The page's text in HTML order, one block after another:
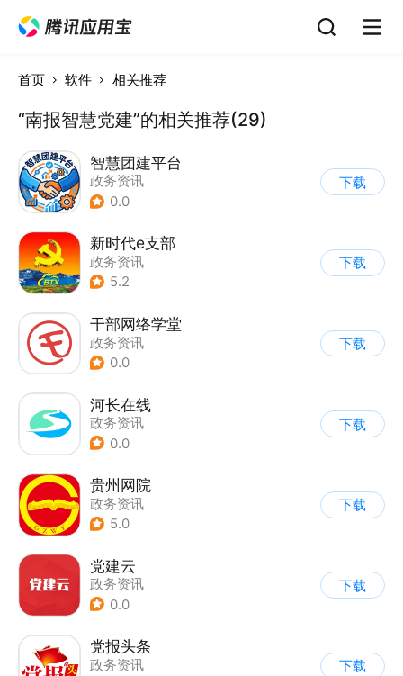
首页 软件 相关推荐
“南报智慧党建”的相关推荐(29)
智慧团建平台
政务资讯
0.0
下载
新时代e支部
政务资讯
5.2
下载
干部网络学堂
政务资讯
0.0
下载
河长在线
政务资讯
0.0
下载
贵州网院
政务资讯
5.0
下载
党建云
政务资讯
0.0
下载
党报头条
政务资讯
下载